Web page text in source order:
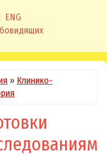
ENG
» Клинико-